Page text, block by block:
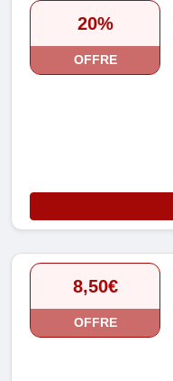
20%
OFFRE
8,50€
OFFRE